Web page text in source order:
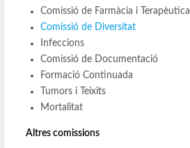
Comissió de Farmàcia i Terapèutica
Comissió de Diversitat
Infeccions
Comissió de Documentació
Formació Continuada
Tumors i Teixits
Mortalitat
Altres comissions